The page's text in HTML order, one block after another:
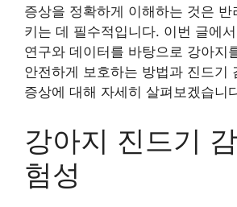
증상을 정확하게 이해하는 것은 반
키는 데 필수적입니다. 이번 글에
연구와 데이터를 바탕으로 강아지
안전하게 보호하는 방법과 진드기
증상에 대해 자세히 살펴보겠습니
강아지 진드기
험성